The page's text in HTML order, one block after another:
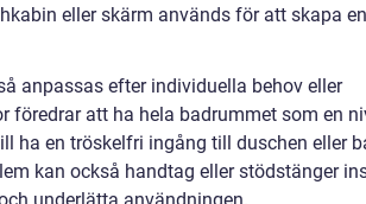
eller skärm används för att skapa
anpassas efter individuella behov eller
föredrar att ha hela badrummet som en
ha en tröskelfri ingång till duschen eller
kan också handtag eller stödstänger